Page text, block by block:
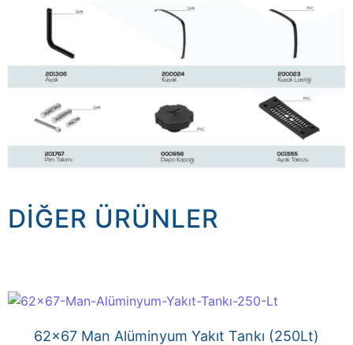
DIĞER ÜRÜNLER
62×67 Man Alüminyum Yakıt Tankı (250Lt)